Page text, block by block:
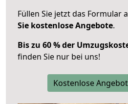
Füllen Sie jetzt das Formular
Sie kostenlose Angebote.
Bis zu 60 % der
finden Sie nur bei uns!
Kostenlose